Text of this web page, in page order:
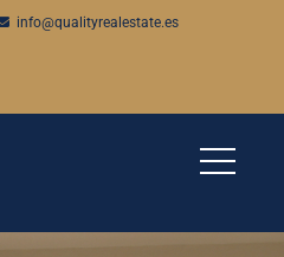
info@qualityrealestate.es